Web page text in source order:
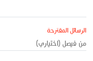
الرسائل المقترحة